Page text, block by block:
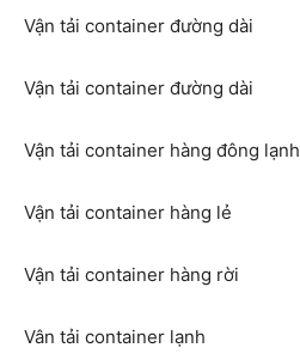
Vận tải container đường dài
Vận tải container đường dài
Vận tải container hàng đông lạnh
Vận tải container hàng lẻ
Vận tải container hàng rời
Vân tải container lạnh